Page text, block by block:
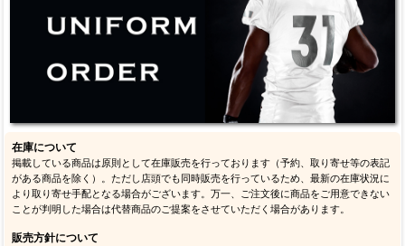
在庫について
掲載している商品は原則として在庫販売を行っております（予約、取り寄せ等の表記
がある商品を除く）。ただし店頭でも同時販売を行っているため、最新の在庫状況に
より取り寄せ手配となる場合がございます。万一、ご注文後に商品をご用意できない
ことが判明した場合は代替商品のご提案をさせていただく場合があります。
販売方針について